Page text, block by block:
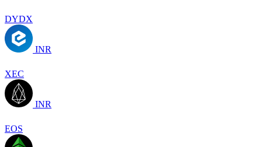
DYDX
INR
XEC
INR
EOS